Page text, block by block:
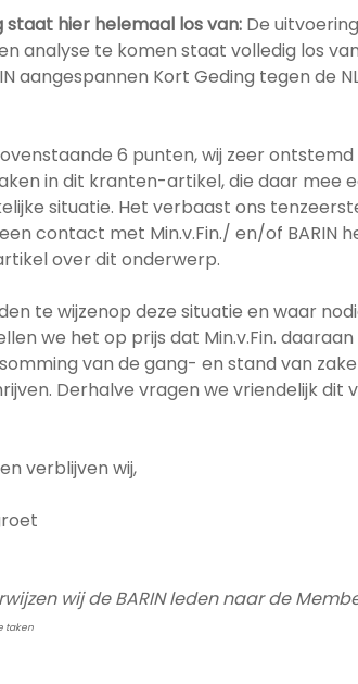
staat hier helemaal los van: De
analyse te komen staat volledig los
aangespannen Kort Geding tegen de
6 punten, wij zeer ontstemd
in dit kranten-artikel, die daar mee
situatie. Het verbaast ons
contact met Min.v.Fin./ en/of BARIN
over dit onderwerp.
te wijzenop deze situatie en waar
we het op prijs dat Min.v.Fin.
van de gang- en stand van
Derhalve vragen we vriendelijk dit
verblijven wij,
wij de BARIN leden naar de
taken